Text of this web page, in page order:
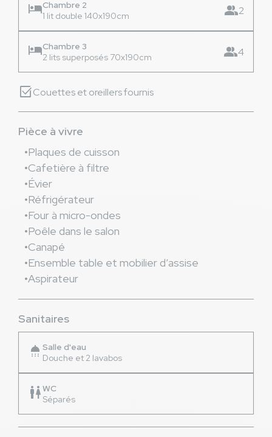
hotelChambre 2
1 lit double 140x190cm
group2
hotelChambre 3
2 lits superposés 70x190cm
group4
select_check_boxCouettes et oreillers fournis
Pièce à vivre
Plaques de cuisson
Cafetière à filtre
Évier
Réfrigérateur
Four à micro-ondes
Poêle dans le salon
Canapé
Ensemble table et mobilier d’assise
Aspirateur
Sanitaires
shower Salle d'eau
Douche et 2 lavabos
wcWC
Séparés